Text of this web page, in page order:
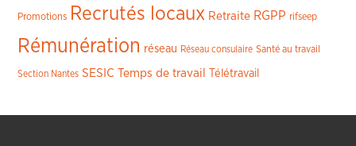
Promotions Recrutés locaux Retraite RGPP rifseep
Rémunération réseau Réseau consulaire Santé au travail
Section Nantes SESIC Temps de travail Télétravail